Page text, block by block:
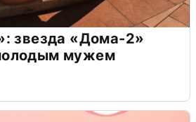
звезда «Дома-2»
мужем